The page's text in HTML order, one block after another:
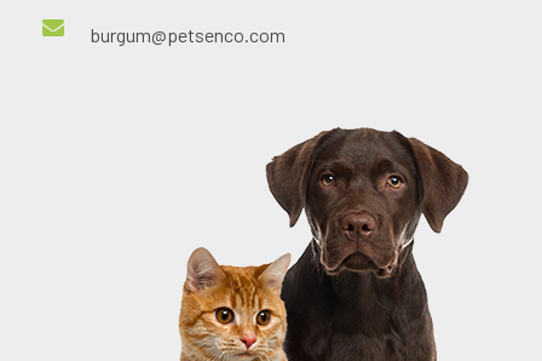
burgum@petsenco.com